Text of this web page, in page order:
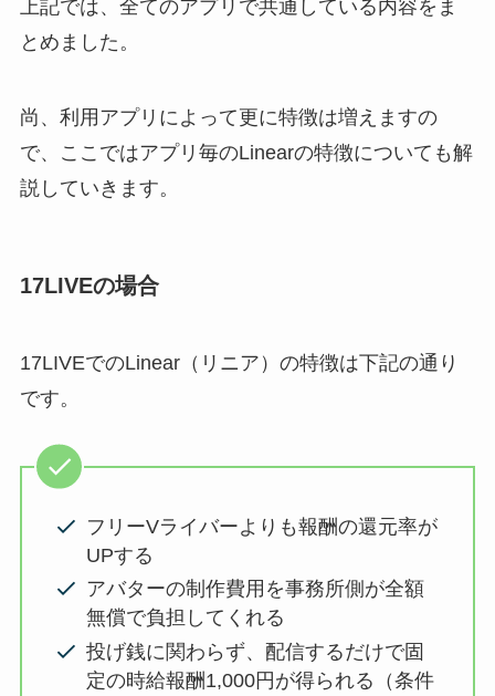
上記では、全てのアプリで共通している内容をま
とめました。
尚、利用アプリによって更に特徴は増えますの
で、ここではアプリ毎のLinearの特徴についても解
説していきます。
17LIVEの場合
17LIVEでのLinear（リニア）の特徴は下記の通り
です。
フリーVライバーよりも報酬の還元率が
UPする
アバターの制作費用を事務所側が全額
無償で負担してくれる
投げ銭に関わらず、配信するだけで固
定の時給報酬1,000円が得られる（条件